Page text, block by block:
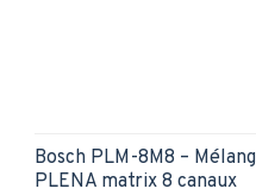
Bosch PLM-8M8 –
PLENA matrix 8 canaux